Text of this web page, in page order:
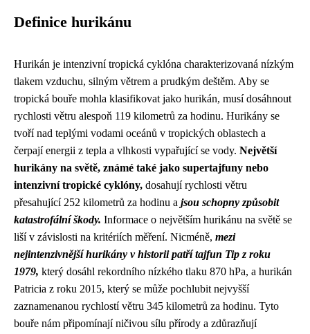
Definice hurikánu
Hurikán je intenzivní tropická cyklóna charakterizovaná nízkým
tlakem vzduchu, silným větrem a prudkým deštěm. Aby se
tropická bouře mohla klasifikovat jako hurikán, musí dosáhnout
rychlosti větru alespoň 119 kilometrů za hodinu. Hurikány se
tvoří nad teplými vodami oceánů v tropických oblastech a
čerpají energii z tepla a vlhkosti vypařující se vody. Největší
hurikány na světě, známé také jako supertajfuny nebo
intenzivní tropické cyklóny, dosahují rychlosti větru
přesahující 252 kilometrů za hodinu a jsou schopny způsobit
katastrofální škody. Informace o největším hurikánu na světě se
liší v závislosti na kritériích měření. Nicméně, mezi
nejintenzivnější hurikány v historii patří tajfun Tip z roku
1979, který dosáhl rekordního nízkého tlaku 870 hPa, a hurikán
Patricia z roku 2015, který se může pochlubit nejvyšší
zaznamenanou rychlostí větru 345 kilometrů za hodinu. Tyto
bouře nám připomínají ničivou sílu přírody a zdůrazňují